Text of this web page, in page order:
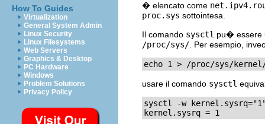
How To Guides
Virtualization
General System Admin
Linux Security
Linux Filesystems
Web Servers
Graphics & Desktop
PC Hardware
Windows
Problem Solutions
Privacy Policy
� elencato come
proc.sys sottointesa.
Il comando sysctl pu� essere
/proc/sys/ . Per esempio,
echo 1 > /proc/sys/
usare il comando sysctl
sysctl -w
kernel.sysrq = 1